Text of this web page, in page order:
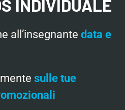
INDIVIDUALE
all’insegnante data e
sulle tue